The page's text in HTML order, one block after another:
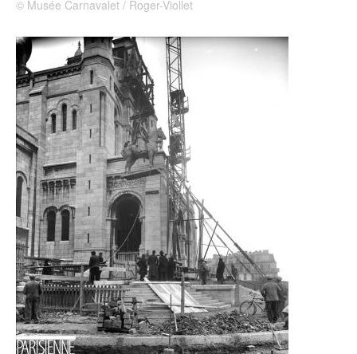
© Musée Carnavalet / Roger-Viollet